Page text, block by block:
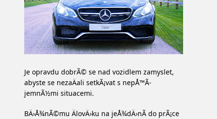
Je opravdu dobrÃ© se nad vozidlem zamyslet,
abyste se nezaÄali setkÃ¡vat s nepÅ™Ã­
jemnÃ½mi situacemi.
BÄ›Å¾nÃ©mu ÄlovÄ›ku na jeÅ¾dÄ›nÃ­ do prÃ¡ce